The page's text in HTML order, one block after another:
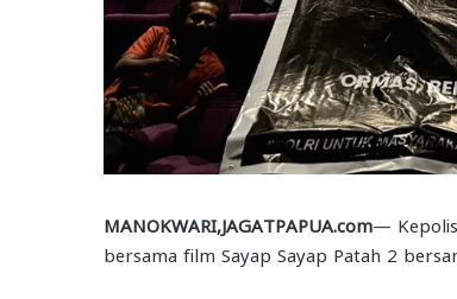
MANOKWARI,JAGATPAPUA.com—
bersama film Sayap Sayap Patah 2